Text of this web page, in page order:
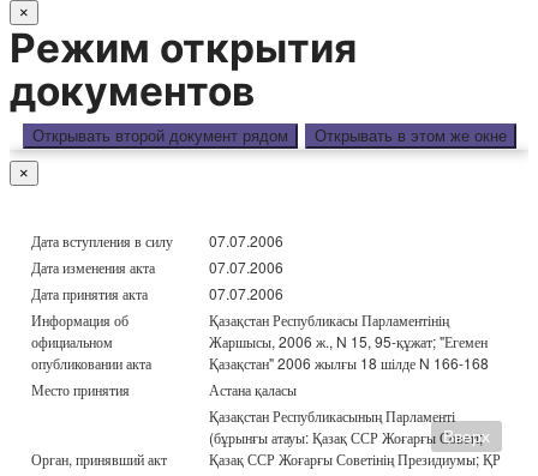
×
Режим открытия
документов
Открывать второй документ рядом Открывать в этом же окне
×
Дата вступления в силу
07.07.2006
Дата изменения акта
07.07.2006
Дата принятия акта
07.07.2006
Информация об
официальном
опубликовании акта
Қазақстан Республикасы Парламентінің
Жаршысы, 2006 ж., N 15, 95-құжат; "Егемен
Қазақстан" 2006 жылғы 18 шілде N 166-168
Место принятия
Астана қаласы
Орган, принявший акт
Қазақстан Республикасының Парламенті
(бұрынғы атауы: Қазақ ССР Жоғарғы Советі;
Қазақ ССР Жоғарғы Советінің Президиумы; ҚР
Вверх